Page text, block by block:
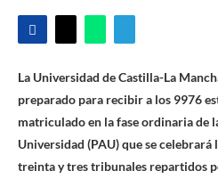
La Universidad de Castilla-La
preparado para recibir a los 9976
matriculado en la fase ordinaria de
Universidad (PAU) que se celebrará
treinta y tres tribunales repartidos